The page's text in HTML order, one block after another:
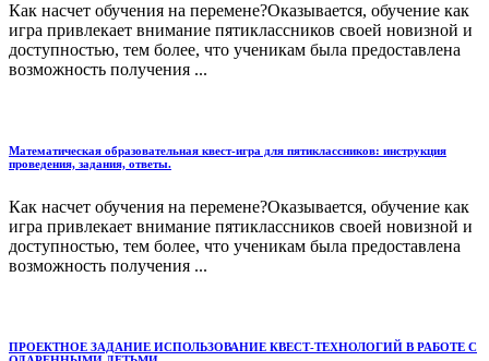
Как насчет обучения на перемене?Оказывается, обучение как
игра привлекает внимание пятиклассников своей новизной и
доступностью, тем более, что ученикам была предоставлена
возможность получения ...
Математическая образовательная квест-игра для пятиклассников: инструкция
проведения, задания, ответы.
Как насчет обучения на перемене?Оказывается, обучение как
игра привлекает внимание пятиклассников своей новизной и
доступностью, тем более, что ученикам была предоставлена
возможность получения ...
ПРОЕКТНОЕ ЗАДАНИЕ ИСПОЛЬЗОВАНИЕ КВЕСТ-ТЕХНОЛОГИЙ В РАБОТЕ С